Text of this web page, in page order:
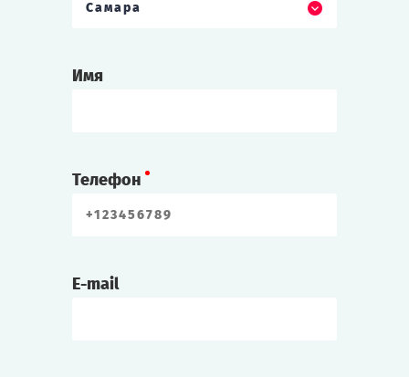
Самара
Имя
Телефон
E-mail